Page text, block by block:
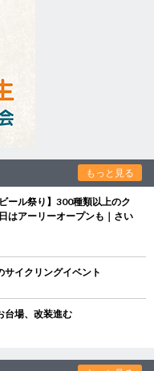
もっと見る
ール祭り】300種類以上のク
はアーリーオープンも｜さい
イクリングイベント
場、改装進む